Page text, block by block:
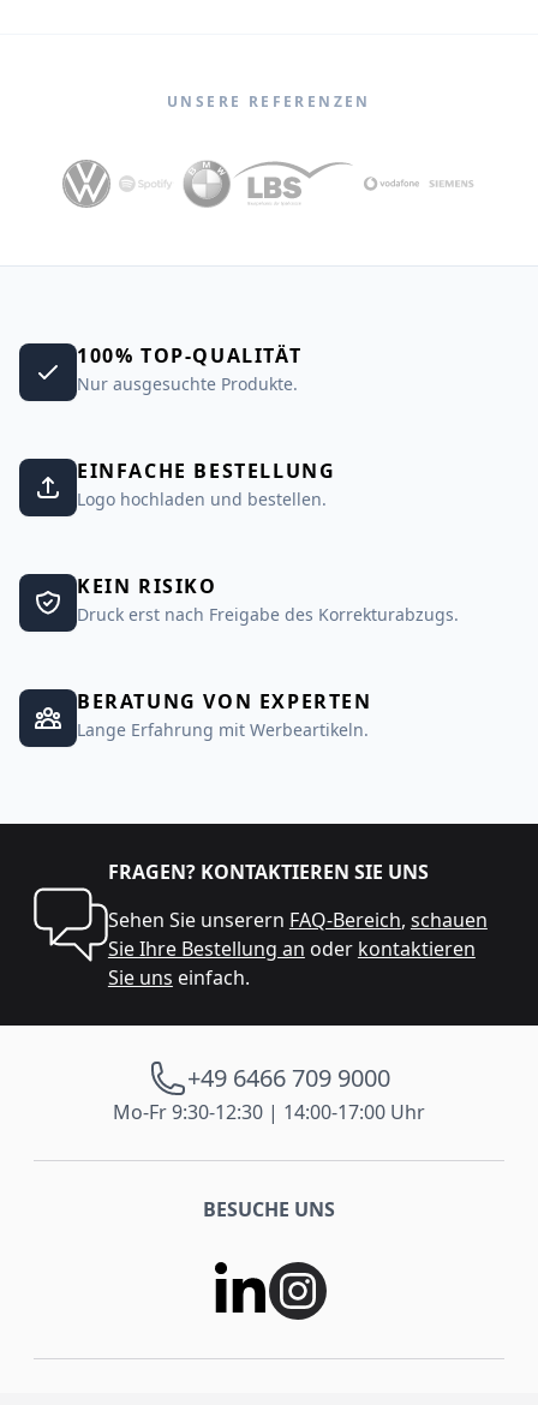
UNSERE REFERENZEN
100% TOP-QUALITÄT
Nur ausgesuchte Produkte.
EINFACHE BESTELLUNG
Logo hochladen und bestellen.
KEIN RISIKO
Druck erst nach Freigabe des Korrekturabzugs.
BERATUNG VON EXPERTEN
Lange Erfahrung mit Werbeartikeln.
FRAGEN? KONTAKTIEREN SIE UNS
Sehen Sie unserern FAQ-Bereich, schauen
Sie Ihre Bestellung an oder kontaktieren
Sie uns einfach.
+49 6466 709 9000
Mo-Fr 9:30-12:30 | 14:00-17:00 Uhr
BESUCHE UNS